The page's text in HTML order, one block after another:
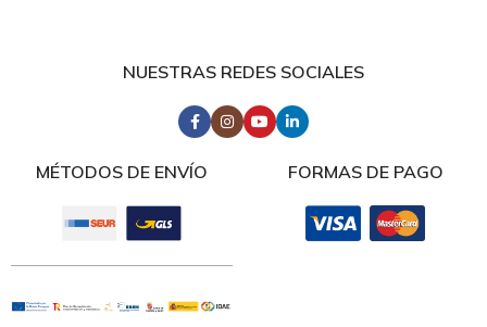
FORMAS DE PAGO
MÉTODOS DE ENVÍO
NUESTRAS REDES SOCIALES